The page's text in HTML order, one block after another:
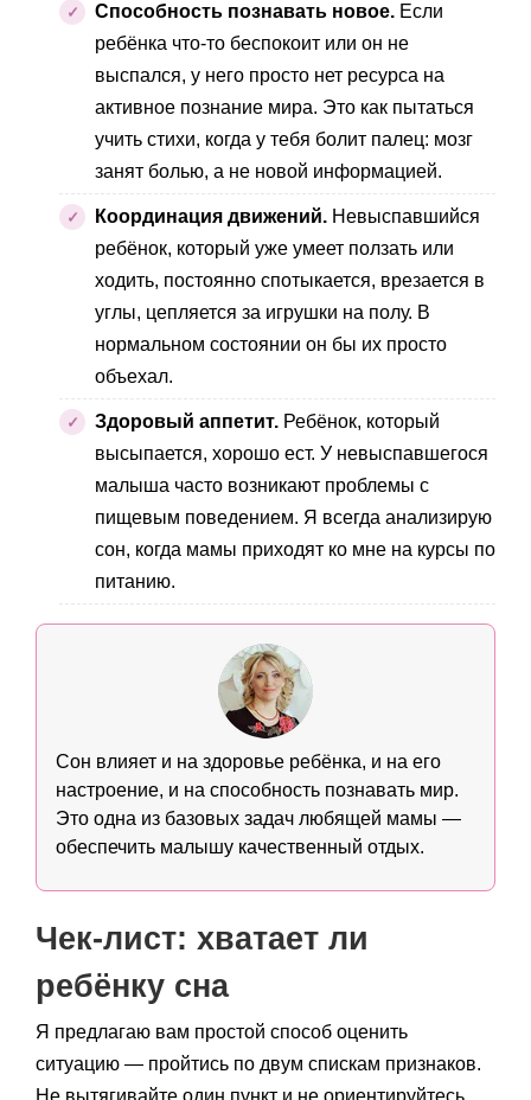
Способность познавать новое. Если
ребёнка что-то беспокоит или он не
выспался, у него просто нет ресурса на
активное познание мира. Это как пытаться
учить стихи, когда у тебя болит палец: мозг
занят болью, а не новой информацией.
Координация движений. Невыспавшийся
ребёнок, который уже умеет ползать или
ходить, постоянно спотыкается, врезается в
углы, цепляется за игрушки на полу. В
нормальном состоянии он бы их просто
объехал.
Здоровый аппетит. Ребёнок, который
высыпается, хорошо ест. У невыспавшегося
малыша часто возникают проблемы с
пищевым поведением. Я всегда анализирую
сон, когда мамы приходят ко мне на курсы по
питанию.
Сон влияет и на здоровье ребёнка, и на его
настроение, и на способность познавать мир.
Это одна из базовых задач любящей мамы —
обеспечить малышу качественный отдых.
Чек-лист: хватает ли
ребёнку сна
Я предлагаю вам простой способ оценить
ситуацию — пройтись по двум спискам признаков.